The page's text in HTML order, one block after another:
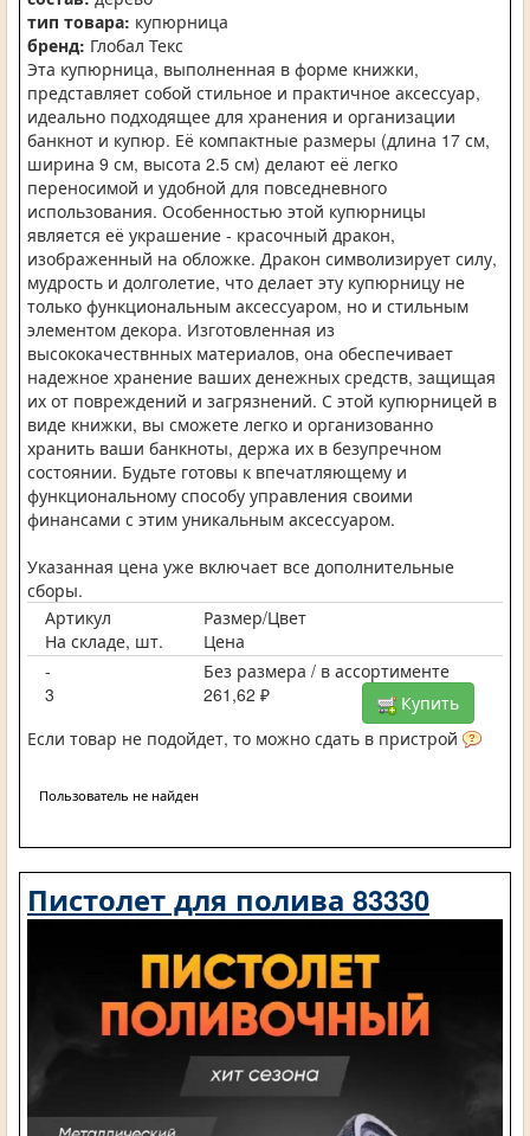
тип товара: купюрница
бренд: Глобал Текс
Эта купюрница, выполненная в форме книжки,
представляет собой стильное и практичное аксессуар,
идеально подходящее для хранения и организации
банкнот и купюр. Её компактные размеры (длина 17 см,
ширина 9 см, высота 2.5 см) делают её легко
переносимой и удобной для повседневного
использования. Особенностью этой купюрницы
является её украшение - красочный дракон,
изображенный на обложке. Дракон символизирует силу,
мудрость и долголетие, что делает эту купюрницу не
только функциональным аксессуаром, но и стильным
элементом декора. Изготовленная из
высококачествнных материалов, она обеспечивает
надежное хранение ваших денежных средств, защищая
их от повреждений и загрязнений. С этой купюрницей в
виде книжки, вы сможете легко и организованно
хранить ваши банкноты, держа их в безупречном
состоянии. Будьте готовы к впечатляющему и
функциональному способу управления своими
финансами с этим уникальным аксессуаром.
Указанная цена уже включает все дополнительные
сборы.
Артикул
Размер/Цвет
На складе, шт.
Цена
-
Без размера / в ассортименте
3
261,62 ₽
Купить
Если товар не подойдет, то можно сдать в пристрой
Пользователь не найден
Пистолет для полива 83330